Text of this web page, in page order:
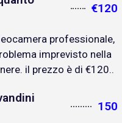
€120
professionale,
imprevisto nella
il prezzo è di €120..
150